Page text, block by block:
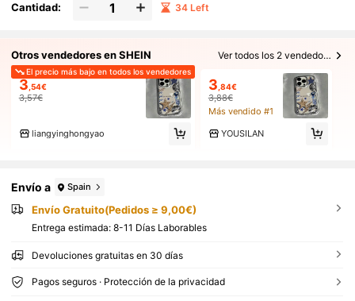
Cantidad: 34 Left
Otros vendedores en SHEIN Ver todos los 2 vendedores
El precio más bajo en todos los vendedores
3 ,54€
3,57€
liangyinghongyao
3 ,84€
3,88€
Más vendido #1
YOUSILAN
Envío a Spain
Envío Gratuito(Pedidos ≥ 9,00€)
Entrega estimada: 8-11 Días Laborables
Devoluciones gratuitas en 30 días
Pagos seguros · Protección de la privacidad